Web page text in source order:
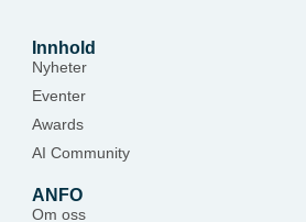
Innhold
Nyheter
Eventer
Awards
AI Community
ANFO
Om oss